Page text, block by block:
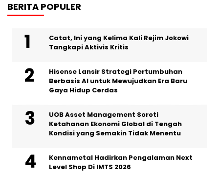
BERITA POPULER
Catat, Ini yang Kelima Kali Rejim Jokowi
Tangkapi Aktivis Kritis
Hisense Lansir Strategi Pertumbuhan
Berbasis AI untuk Mewujudkan Era Baru
Gaya Hidup Cerdas
UOB Asset Management Soroti
Ketahanan Ekonomi Global di Tengah
Kondisi yang Semakin Tidak Menentu
Kennametal Hadirkan Pengalaman Next
Level Shop Di IMTS 2026